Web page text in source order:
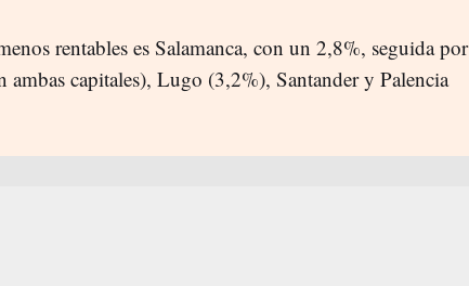
rentables es Salamanca, con un 2,8%, seguida por
ambas capitales), Lugo (3,2%), Santander y Palencia